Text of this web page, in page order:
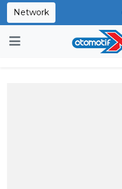
Network